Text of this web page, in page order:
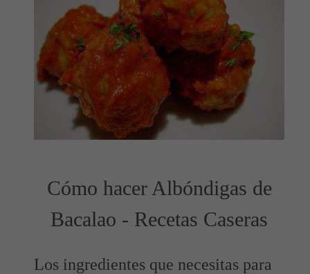
Cómo hacer Albóndigas de
Bacalao - Recetas Caseras
Los ingredientes que necesitas para